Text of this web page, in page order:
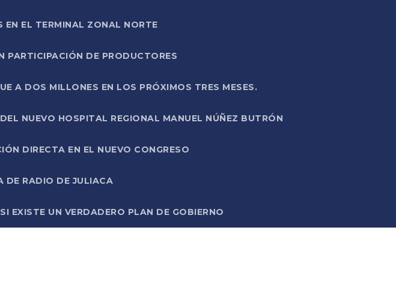
EN EL TERMINAL ZONAL NORTE
PARTICIPACIÓN DE PRODUCTORES
A DOS MILLONES EN LOS PRÓXIMOS TRES MESES.
NUEVO HOSPITAL REGIONAL MANUEL NÚÑEZ BUTRÓN
DIRECTA EN EL NUEVO CONGRESO
DE RADIO DE JULIACA
EXISTE UN VERDADERO PLAN DE GOBIERNO